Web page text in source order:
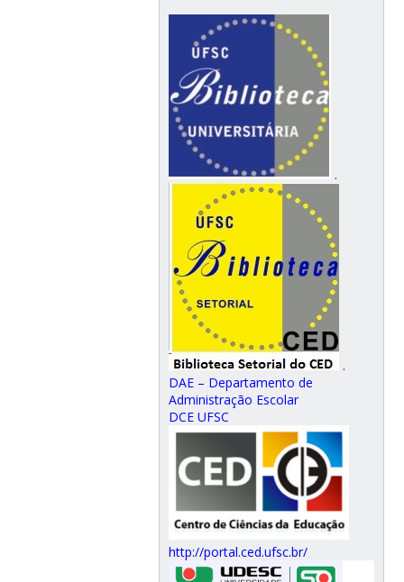
.
.
DAE – Departamento de
Administração Escolar
DCE UFSC
http://portal.ced.ufsc.br/